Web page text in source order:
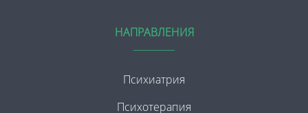
НАПРАВЛЕНИЯ
Психиатрия
Психотерапия